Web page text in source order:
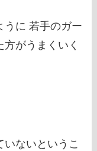
うに 若手のガー
がうまくいく
いないというこ